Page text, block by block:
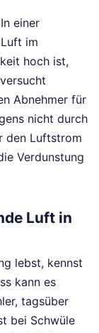
einer
im
hoch ist,
Abnehmer für
nicht durch
den Luftstrom
Verdunstung
Luft in
lebst, kennst
kann es
tagsüber
bei Schwüle